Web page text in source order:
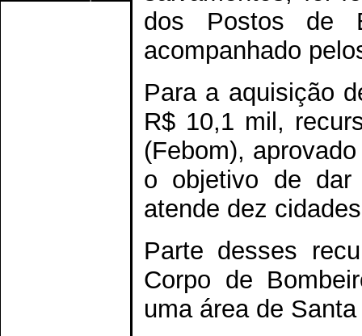
dos Postos de
acompanhado
Para a aquisição
R$ 10,1 mil,
(Febom),
o objetivo de dar
atende dez
Parte desses
Corpo de
uma área de